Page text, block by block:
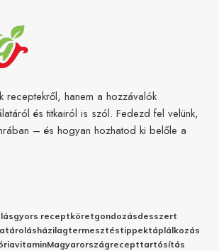
receptekről, hanem a hozzávalók
és titkairól is szól. Fedezd fel velünk,
– és hogyan hozhatod ki belőle a
gyors receptköretgondozásdesszert
tárolásházilagtermesztéstippektáplálkozás
vitaminMagyarországrecepttartósítás